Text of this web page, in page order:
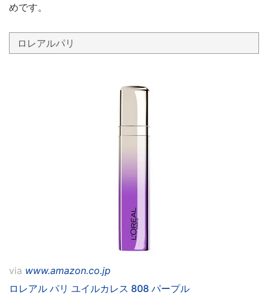
めです。
ロレアルパリ
via www.amazon.co.jp
ロレアル パリ ユイルカレス 808 パープル